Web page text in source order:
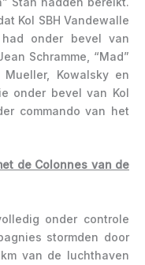
Kol SBH Vandewalle
onder bevel van
Schramme, “Mad”
Kowalsky en
onder bevel van Kol
commando van het
de Colonnes van de
onder controle
stormden door
van de luchthaven